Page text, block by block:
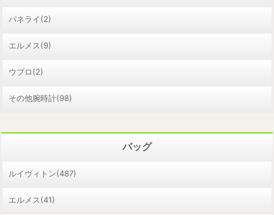
パネライ(2)
エルメス(9)
ウブロ(2)
その他腕時計(98)
バッグ
ルイヴィトン(487)
エルメス(41)